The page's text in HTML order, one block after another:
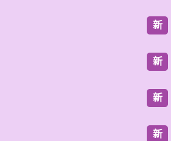
新
新
新
新